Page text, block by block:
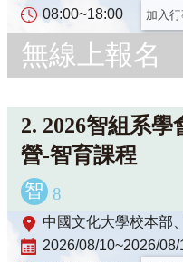
08:00~18:00
加入
無線上報名
2. 2026智組系
營-智育課程
智 8
中國文化大學校本部
2026/08/10~2026/08/